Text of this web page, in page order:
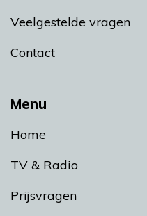
Menu
Home
TV & Radio
Prijsvragen
Veelgestelde vragen
Contact